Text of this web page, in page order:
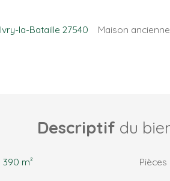
Ivry-la-Bataille 27540 Maison
Descriptif du
390 m² Pièces